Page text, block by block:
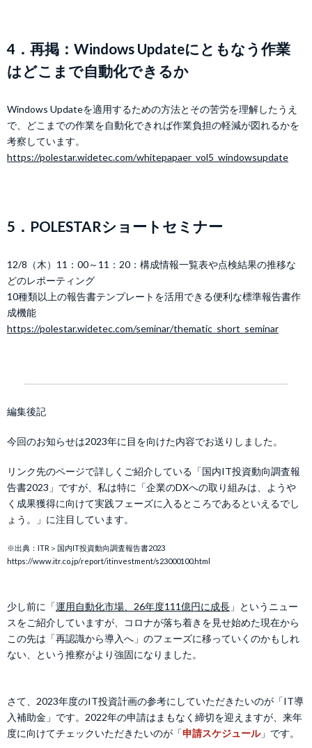
4．再掲：Windows Updateにともなう作業
はどこまで自動化できるか
Windows Updateを適用するための方法とその苦労を理解したうえ
で、どこまでの作業を自動化できれば作業負担の軽減が図れるかを
考察しています。
https://polestar.widetec.com/whitepapaer_vol5_windowsupdate
5．POLESTARショートセミナー
12/8（木）11：00～11：20：構成情報一覧表や点検結果の推移な
どのレポーティング
10種類以上の報告書テンプレートを活用できる便利な標準報告書作
成機能
https://polestar.widetec.com/seminar/thematic_short_seminar
編集後記
今回のお知らせは2023年に目を向けた内容でお送りしました。
リンク先のページで詳しくご紹介している「国内IT投資動向調査報
告書2023」ですが、私は特に「企業のDXへの取り組みは、ようや
く成果獲得に向けて実践フェーズに入るところであるといえるでし
ょう。」に注目しています。
※出典：ITR＞国内IT投資動向調査報告書2023
https://www.itr.co.jp/report/itinvestment/s23000100.html
少し前に「運用自動化市場、26年度111億円に成長 」というニュー
スをご紹介していますが、コロナが落ち着きを見せ始めた現在から
この先は「再認識から導入へ」のフェーズに移っていくのかもしれ
ない、という推察がより強固になりました。
さて、2023年度のIT投資計画の参考にしていただきたいのが「IT導
入補助金」です。2022年の申請はまもなく締切を迎えますが、来年
度に向けてチェックいただきたいのが「申請スケジュール」です。